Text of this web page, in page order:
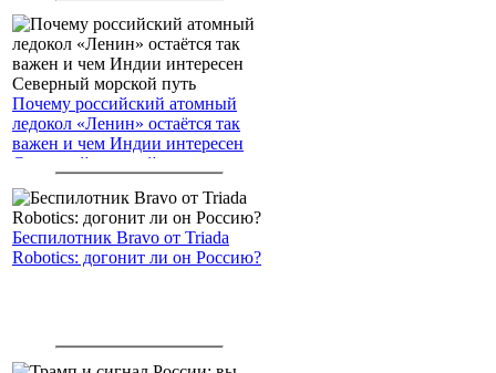
Почему российский атомный
ледокол «Ленин» остаётся так
важен и чем Индии интересен
Северный морской путь
Беспилотник Bravo от Triada
Robotics: догонит ли он Россию?